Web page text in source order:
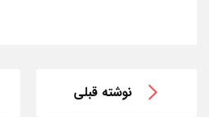
نوشته قبلی